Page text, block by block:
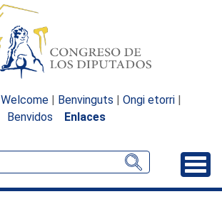
Welcome | Benvinguts | Ongi etorri |
Benvidos
Enlaces